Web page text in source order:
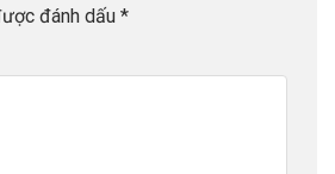
đánh dấu *